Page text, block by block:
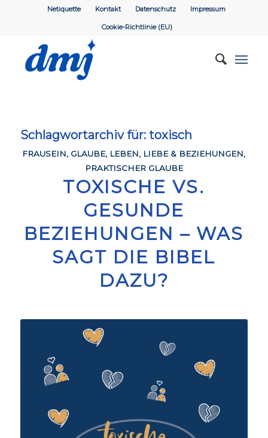
Netiquette Kontakt Datenschutz Impressum
Cookie-Richtlinie (EU)
Schlagwortarchiv für: toxisch
FRAUSEIN, GLAUBE, LEBEN, LIEBE & BEZIEHUNGEN,
PRAKTISCHER GLAUBE
TOXISCHE VS.
GESUNDE
BEZIEHUNGEN – WAS
SAGT DIE BIBEL
DAZU?